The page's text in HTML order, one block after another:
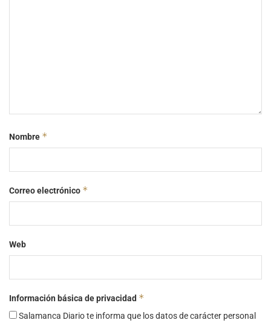
Nombre *
Correo electrónico *
Web
Información básica de privacidad *
Salamanca Diario te informa que los datos de carácter personal